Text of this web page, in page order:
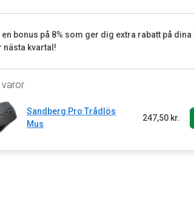
en bonus på 8% som ger dig extra rabatt på dina
nästa kvartal!
varor
Sandberg Pro Trådlös
Mus
247,50 kr.